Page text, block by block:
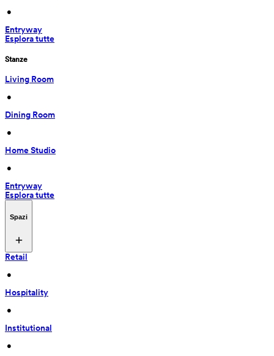
•
Entryway
Esplora tutte
Stanze
Living Room
•
Dining Room
•
Home Studio
•
Entryway
Esplora tutte
Spazi
Retail
•
Hospitality
•
Institutional
•